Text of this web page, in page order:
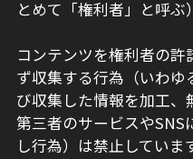
とめて「権利者」と呼ぶ
コンテンツを権利者の
ず収集する行為（いわ
び収集した情報を加工
第三者のサービスや
し行為）は禁止していま